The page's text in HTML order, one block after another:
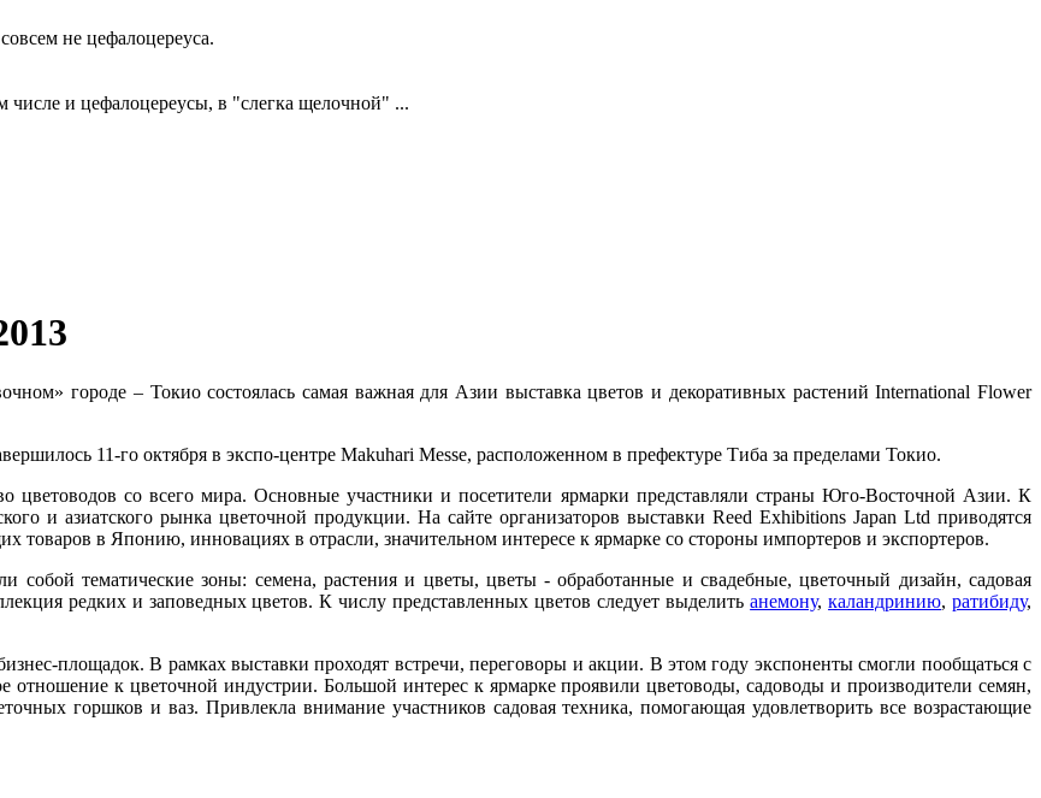
не цефалоцереуса.
и цефалоцереусы, в "слегка щелочной" ...
городе – Токио состоялась самая важная для Азии выставка цветов и декоративных растений International Flower
11-го октября в экспо-центре Makuhari Messe, расположенном в префектуре Тиба за пределами Токио.
цветоводов со всего мира. Основные участники и посетители ярмарки представляли страны Юго-Восточной Азии. К
и азиатского рынка цветочной продукции. На сайте организаторов выставки Reed Exhibitions Japan Ltd приводятся
товаров в Японию, инновациях в отрасли, значительном интересе к ярмарке со стороны импортеров и экспортеров.
собой тематические зоны: семена, растения и цветы, цветы - обработанные и свадебные, цветочный дизайн, садовая
редких и заповедных цветов. К числу представленных цветов следует выделитьанемону,каландринию,ратибиду,
площадок. В рамках выставки проходят встречи, переговоры и акции. В этом году экспоненты смогли пообщаться с
к цветочной индустрии. Большой интерес к ярмарке проявили цветоводы, садоводы и производители семян,
горшков и ваз. Привлекла внимание участников садовая техника, помогающая удовлетворить все возрастающие